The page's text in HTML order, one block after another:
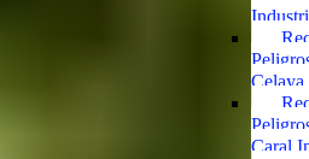
Celaya
Caral